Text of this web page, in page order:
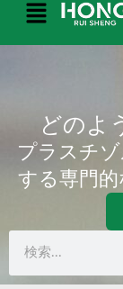
プ
メ
メ
ニ
ー
どのよ
プラスチ
する専門的